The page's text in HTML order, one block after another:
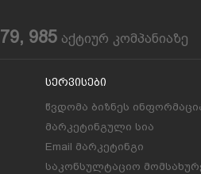
79, 985 აქტიურ კომპანიაზე
Სერვისები
წვდომა ბიზნეს
მარკეტინგული სია
Email მარკეტინგი
საკონსულტაციო